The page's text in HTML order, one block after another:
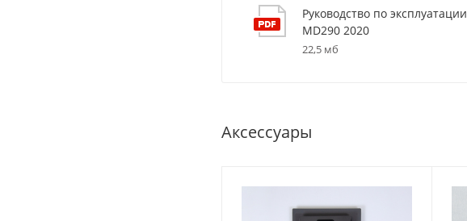
Руководство по эксплуатации
MD290 2020
22,5 мб
Аксессуары